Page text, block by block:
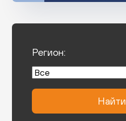
Регион:
Найти